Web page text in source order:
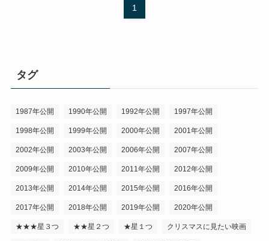
1
タグ
1987年公開 1990年公開 1992年公開 1997年公開
1998年公開 1999年公開 2000年公開 2001年公開
2002年公開 2003年公開 2006年公開 2007年公開
2009年公開 2010年公開 2011年公開 2012年公開
2013年公開 2014年公開 2015年公開 2016年公開
2017年公開 2018年公開 2019年公開 2020年公開
★★★星３つ ★★星２つ ★星１つ クリスマスに見たい映画